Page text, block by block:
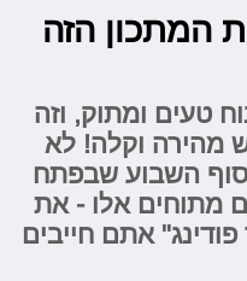
המתכון הזה
טעים ומתוק, וזה
מהירה וקלה! לא
השבוע שבפתח
מתוחים אלו - את
אתם חייבים